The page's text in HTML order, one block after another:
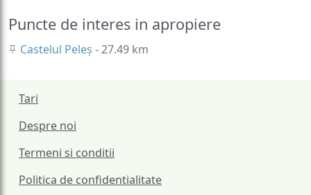
Puncte de interes in apropiere
Castelul Peleș - 27.49 km
Tari
Despre noi
Termeni si conditii
Politica de confidentialitate